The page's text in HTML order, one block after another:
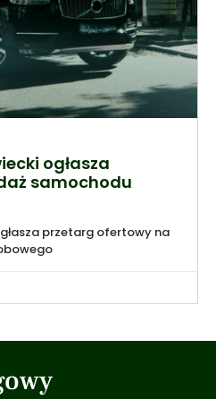
ogłasza
samochodu
przetarg ofertowy na